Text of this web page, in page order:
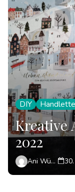
DIY
Kreative
2022
Ani Wünsch